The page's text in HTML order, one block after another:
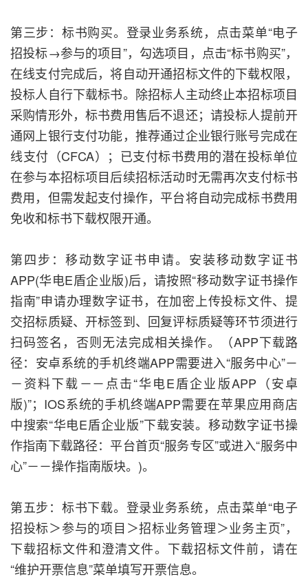
第三步：标书购买。登录业务系统，点击菜单“电子
招投标→参与的项目”，勾选项目，点击“标书购买”，
在线支付完成后，将自动开通招标文件的下载权限，
投标人自行下载标书。除招标人主动终止本招标项目
采购情形外，标书费用售后不退还；请投标人提前开
通网上银行支付功能，推荐通过企业银行账号完成在
线支付（CFCA）；已支付标书费用的潜在投标单位
在参与本招标项目后续招标活动时无需再次支付标书
费用，但需发起支付操作，平台将自动完成标书费用
免收和标书下载权限开通。
第四步：移动数字证书申请。安装移动数字证书
APP(华电E盾企业版)后，请按照“移动数字证书操作
指南”申请办理数字证书，在加密上传投标文件、提
交招标质疑、开标签到、回复评标质疑等环节须进行
扫码签名，否则无法完成相关操作。（APP下载路
径：安卓系统的手机终端APP需要进入“服务中心”－
－资料下载－－点击“华电E盾企业版APP（安卓
版)”；IOS系统的手机终端APP需要在苹果应用商店
中搜索“华电E盾企业版”下载安装。移动数字证书操
作指南下载路径：平台首页“服务专区”或进入“服务中
心”－－操作指南版块。)。
第五步：标书下载。登录业务系统，点击菜单“电子
招投标＞参与的项目＞招标业务管理＞业务主页”，
下载招标文件和澄清文件。下载招标文件前，请在
“维护开票信息”菜单填写开票信息。